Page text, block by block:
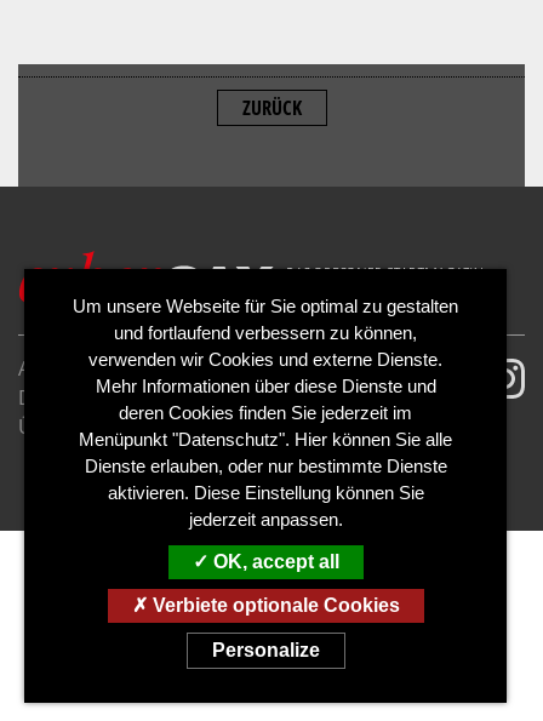
ZURÜCK
AGB
Impressum
Datenschutzerklärung
Cookies
Über uns
Kontakt
Mediadaten
Abo kündigen
Abo widerrufen
Um unsere Webseite für Sie optimal zu gestalten
und fortlaufend verbessern zu können,
verwenden wir Cookies und externe Dienste.
Mehr Informationen über diese Dienste und
deren Cookies finden Sie jederzeit im
Menüpunkt "Datenschutz". Hier können Sie alle
Dienste erlauben, oder nur bestimmte Dienste
aktivieren. Diese Einstellung können Sie
jederzeit anpassen.
OK, accept all
Verbiete optionale Cookies
Personalize